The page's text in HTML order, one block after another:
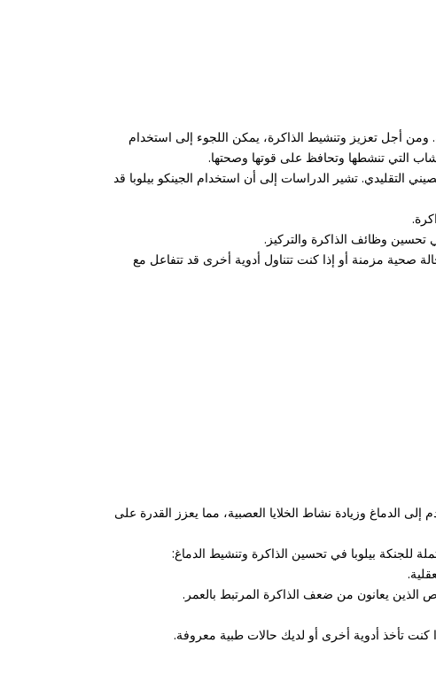
ومن أجل تعزيز وتنشيط الذاكرة، يمكن اللجوء إلى استخدام
التي تنشطها وتحافظ على قوتها وصحتها.
التقليدي. تشير الدراسات إلى أن استخدام الجينكو بيلوبا قد
صحية مزمنة أو إذا كنت تتناول أدوية أخرى قد تتفاعل مع
الدماغ وزيادة نشاط الخلايا العصبية، مما يعزز القدرة على
للجنكة بيلوبا في تحسين الذاكرة وتنشيط الدماغ:
كنت تأخذ أدوية أخرى أو لديك حالات طبية معروفة.